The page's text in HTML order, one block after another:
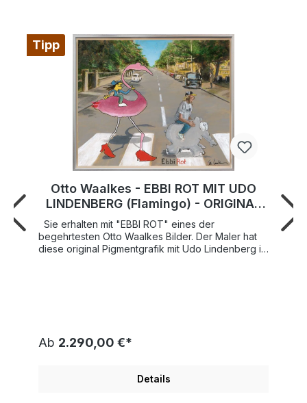
Tipp
Otto Waalkes - EBBI ROT MIT UDO
LINDENBERG (Flamingo) - ORIGINAL
Pigmentgrafik auf Leinwand
Sie erhalten mit "EBBI ROT" eines der
begehrtesten Otto Waalkes Bilder. Der Maler hat
diese original Pigmentgrafik mit Udo Lindenberg im
Lindenberg. Beide sitzen dazu noch auf einem
herrlich, der Humor von Otto! "EBBI ROT
(FLAMINGO) " ist einfach ein tolles Otto Waalkes
Ab 2.290,00 €*
Details